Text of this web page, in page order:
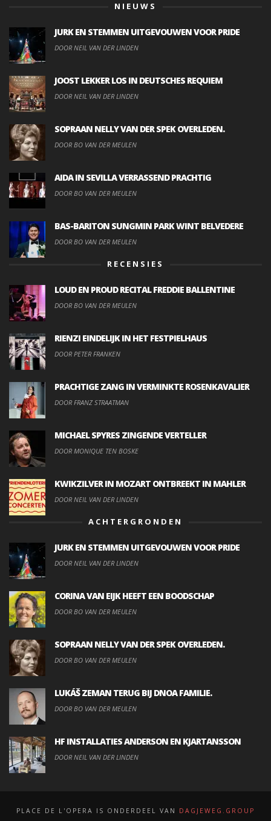
NIEUWS
JURK EN STEMMEN UITGEVOUWEN VOOR PRIDE
DOOR NEIL VAN DER LINDEN
JOOST LEKKER LOS IN DEUTSCHES REQUIEM
DOOR NEIL VAN DER LINDEN
SOPRAAN NELLY VAN DER SPEK OVERLEDEN.
DOOR BO VAN DER MEULEN
AIDA IN SEVILLA VERRASSEND PRACHTIG
DOOR BO VAN DER MEULEN
BAS-BARITON SUNGMIN PARK WINT BELVEDERE
DOOR BO VAN DER MEULEN
RECENSIES
LOUD EN PROUD RECITAL FREDDIE BALLENTINE
DOOR BO VAN DER MEULEN
RIENZI EINDELIJK IN HET FESTPIELHAUS
DOOR PETER FRANKEN
PRACHTIGE ZANG IN VERMINKTE ROSENKAVALIER
DOOR FRANZ STRAATMAN
MICHAEL SPYRES ZINGENDE VERTELLER
DOOR MONIQUE TEN BOSKE
KWIKZILVER IN MOZART ONTBREEKT IN MAHLER
DOOR NEIL VAN DER LINDEN
ACHTERGRONDEN
JURK EN STEMMEN UITGEVOUWEN VOOR PRIDE
DOOR NEIL VAN DER LINDEN
CORINA VAN EIJK HEEFT EEN BOODSCHAP
DOOR BO VAN DER MEULEN
SOPRAAN NELLY VAN DER SPEK OVERLEDEN.
DOOR BO VAN DER MEULEN
LUKÁŠ ZEMAN TERUG BIJ DNOA FAMILIE.
DOOR BO VAN DER MEULEN
HF INSTALLATIES ANDERSON EN KJARTANSSON
DOOR NEIL VAN DER LINDEN
PLACE DE L'OPERA IS ONDERDEEL VAN DAGJEWEG.GROUP